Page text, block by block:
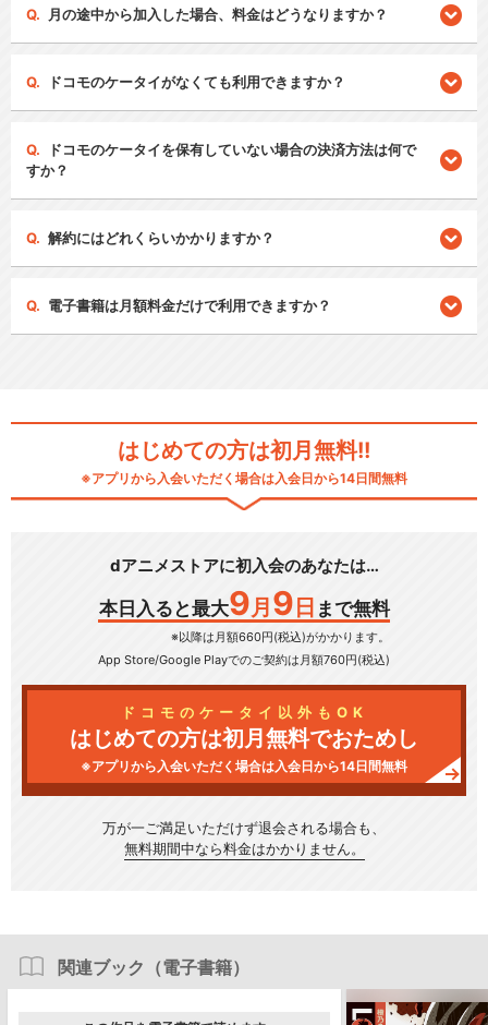
月の途中から加入した場合、料金はどうなりますか？
ドコモのケータイがなくても利用できますか？
ドコモのケータイを保有していない場合の決済方法は何で
すか？
解約にはどれくらいかかりますか？
電子書籍は月額料金だけで利用できますか？
はじめての方は初月無料!!
※アプリから入会いただく場合は入会日から14日間無料
dアニメストアに初入会のあなたは…
本日入ると最大9 月 9 日 まで無料
※以降は月額660円(税込)がかかります。
App Store/Google Playでのご契約は月額760円(税込)
ドコモのケータイ以外もOK
はじめての方は初月無料でおためし
※アプリから入会いただく場合は入会日から14日間無料
万が一ご満足いただけず退会される場合も、
無料期間中なら料金はかかりません。
関連ブック（電子書籍）